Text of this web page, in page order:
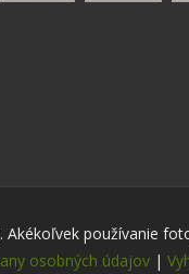
používanie
osobných údajov |